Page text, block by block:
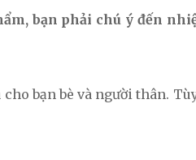
bạn phải chú ý đến
bạn bè và người thân.